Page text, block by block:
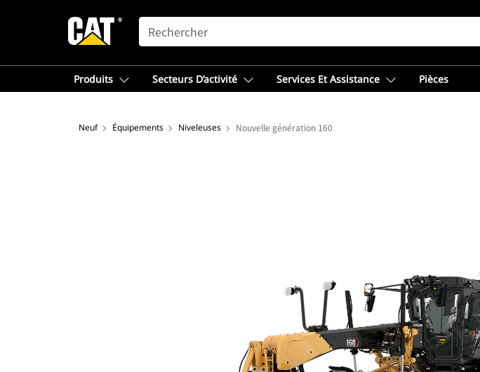
SEARCH
Produits Secteurs D’activité Services Et Assistance Pièces
Neuf Équipements Niveleuses Nouvelle génération 160